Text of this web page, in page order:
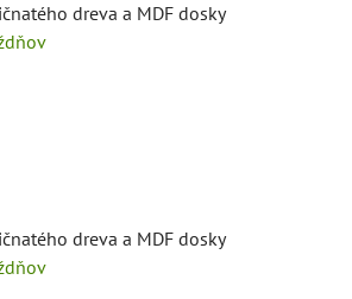
dreva a MDF dosky
dreva a MDF dosky